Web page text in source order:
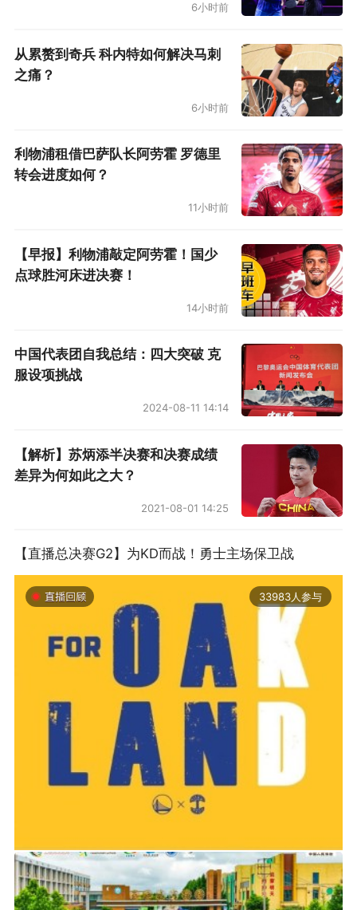
6小时前
从累赘到奇兵 科内特如何解决马刺
之痛？
6小时前
利物浦租借巴萨队长阿劳霍 罗德里
转会进度如何？
11小时前
【早报】利物浦敲定阿劳霍！国少
点球胜河床进决赛！
14小时前
中国代表团自我总结：四大突破 克
服设项挑战
2024-08-11 14:14
【解析】苏炳添半决赛和决赛成绩
差异为何如此之大？
2021-08-01 14:25
【直播总决赛G2】为KD而战！勇士主场保卫战
33983人参与
2019-06-14 01:03